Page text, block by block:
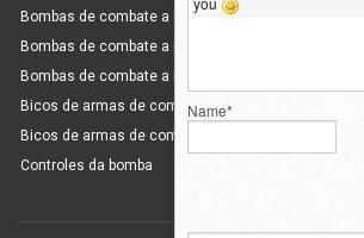
Bombas de combate a incêndio montadas em
Bombas de combate a incêndio montadas em
Bombas de combate a incêndio montadas em
Bicos de armas de combate a incêndio de fluxo
Bicos de armas de combate a incêndio de alta
Controles da bomba